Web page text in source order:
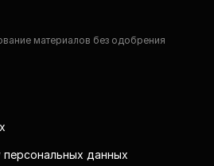
материалов без одобрения
персональных данных